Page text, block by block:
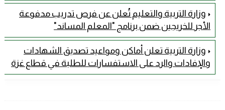
وزارة التربية والتعليم تُعلن عن فرص تدريب مدفوعة
الأجر للخريجين ضمن برنامج "المعلم المساند"
وزارة التربية تعلن أماكن ومواعيد تصديق الشهادات
والإفادات والرد على الاستفسارات للطلبة في قطاع غزة